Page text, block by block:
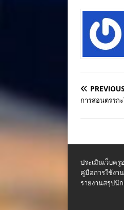
PREVIOUS
การสอนตรรก
ประเมินเว็บครู
คู่มือการใช้งาน
รายงานสรุปนั